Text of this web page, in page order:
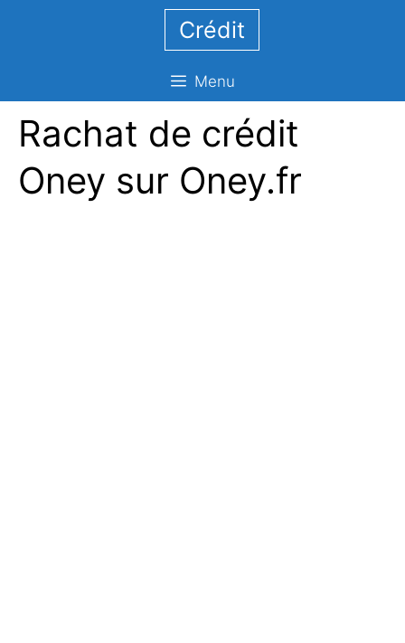
Crédit
Menu
Rachat de crédit
Oney sur Oney.fr